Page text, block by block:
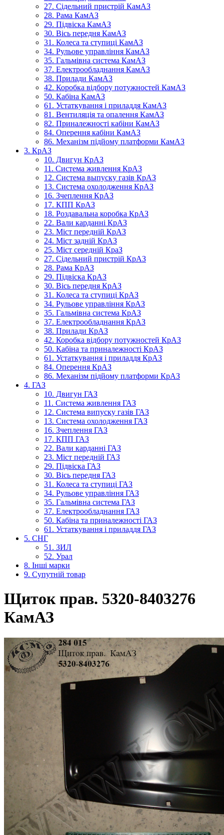
27. Сідельний пристрій КамАЗ
28. Рама КамАЗ
29. Підвіска КамАЗ
30. Вісь передня КамАЗ
31. Колеса та ступиці КамАЗ
34. Рульове управління КамАЗ
35. Гальмівна система КамАЗ
37. Електрообладнання КамАЗ
38. Прилади КамАЗ
42. Коробка відбору потужностей КамАЗ
50. Кабіна КамАЗ
61. Устаткування і приладдя КамАЗ
81. Вентиляція та опалення КамАЗ
82. Приналежності кабіни КамАЗ
84. Оперення кабіни КамАЗ
86. Механізм підйому платформи КамАЗ
3. КрАЗ
10. Двигун КрАЗ
11. Система живлення КрАЗ
12. Система выпуску газів КрАЗ
13. Система охолодження КрАЗ
16. Зчеплення КрАЗ
17. КПП КрАЗ
18. Роздавальна коробка КрАЗ
22. Вали карданні КрАЗ
23. Міст передній КрАЗ
24. Міст задній КрАЗ
25. Міст середній КраЗ
27. Сідельний пристрій КрАЗ
28. Рама КрАЗ
29. Підвіска КрАЗ
30. Вісь передня КрАЗ
31. Колеса та ступиці КрАЗ
34. Рульове управління КрАЗ
35. Гальмівна система КрАЗ
37. Електрообладнання КрАЗ
38. Прилади КрАЗ
42. Коробка відбору потужностей КрАЗ
50. Кабіна та приналежності КрАЗ
61. Устаткування і приладдя КрАЗ
84. Оперення КрАЗ
86. Механізм підйому платформи КрАЗ
4. ГАЗ
10. Двигун ГАЗ
11. Система живлення ГАЗ
12. Система випуску газів ГАЗ
13. Система охолодження ГАЗ
16. Зчеплення ГАЗ
17. КПП ГАЗ
22. Вали карданні ГАЗ
23. Міст передній ГАЗ
29. Підвіска ГАЗ
30. Вісь передня ГАЗ
31. Колеса та ступиці ГАЗ
34. Рульове управління ГАЗ
35. Гальмівна система ГАЗ
37. Електрообладнання ГАЗ
50. Кабіна та приналежності ГАЗ
61. Устаткування і приладдя ГАЗ
5. СНГ
51. ЗИЛ
52. Урал
8. Інші марки
9. Супутній товар
Щиток прав. 5320-8403276
КамАЗ